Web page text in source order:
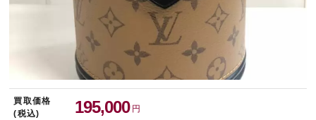
買取価格
(税込)
195,000 円